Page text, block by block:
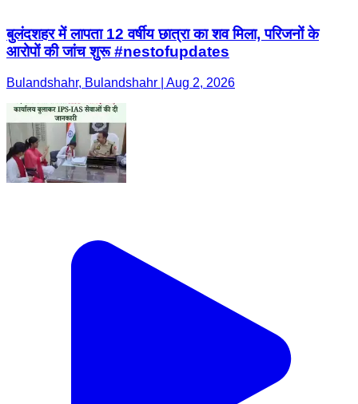
बुलंदशहर में लापता 12 वर्षीय छात्रा का शव मिला, परिजनों के
आरोपों की जांच शुरू #nestofupdates
Bulandshahr, Bulandshahr | Aug 2, 2026